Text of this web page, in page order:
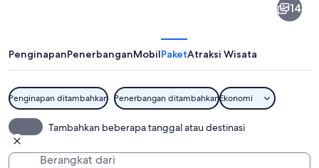
14
PenginapanPenerbanganMobilPaketAtraksi Wisata
Penginapan ditambahkan Penerbangan ditambahkanEkonomi
Tambahkan beberapa tanggal atau destinasi
Berangkat dari